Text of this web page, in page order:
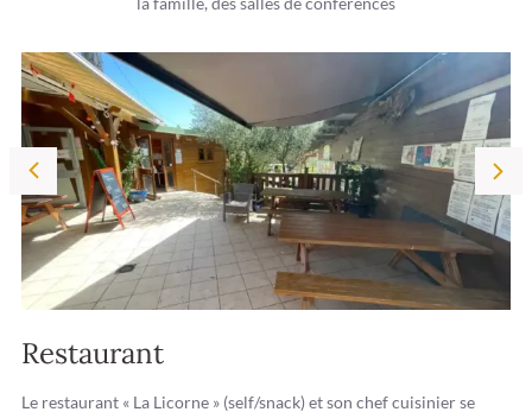
Restaurant
Le restaurant « La Licorne » (self/snack) et son chef cuisinier se